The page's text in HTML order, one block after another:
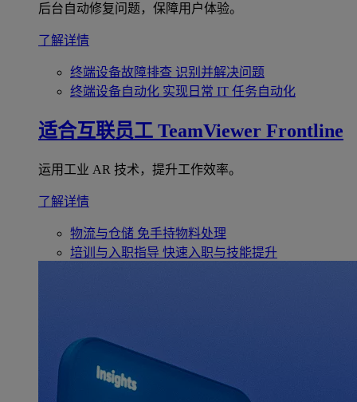
后台自动修复问题，保障用户体验。
了解详情
终端设备故障排查 识别并解决问题
终端设备自动化 实现日常 IT 任务自动化
适合互联员工 TeamViewer Frontline
运用工业 AR 技术，提升工作效率。
了解详情
物流与仓储 免手持物料处理
培训与入职指导 快速入职与技能提升